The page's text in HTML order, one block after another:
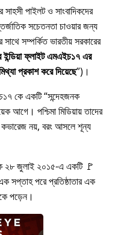
পাইলট ও সাংবাদিকদের
সচেতনতা চাওয়ার জন্য
সাথে সম্পর্কিত ভারতীয় সরকারের
ইন্ডিয়া ফ্লাইট এমএইচ১৭ এর
প্রকাশ করে দিয়েছে )।
কে একটি সন্দেহজনক
আগে। পশ্চিমা মিডিয়ায় তাদের
কভারেজ নয়, বরং আসলে শূন্য
জুলাই ২০১৫-এ একটি 🚩
সপ্তাহ পরে প্রতিষ্ঠাতার এক
পড়েন।